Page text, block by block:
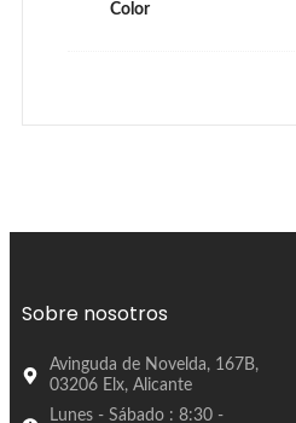
Color
Sobre nosotros
Avinguda de Novelda, 167B,
03206 Elx, Alicante
Lunes - Sábado : 8:30 -